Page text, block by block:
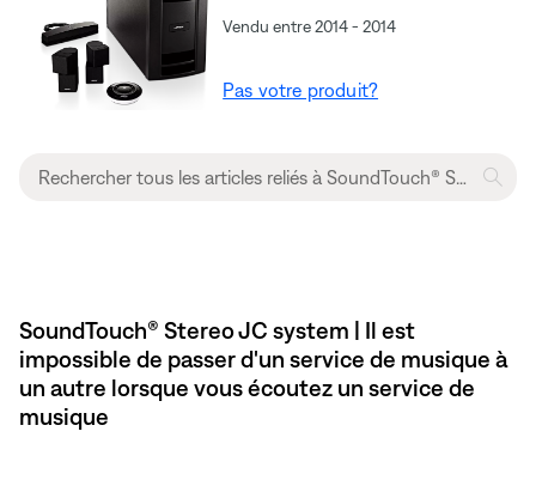
Vendu entre 2014 - 2014
Pas votre produit?
SoundTouch® Stereo JC system | Il est
impossible de passer d'un service de musique à
un autre lorsque vous écoutez un service de
musique